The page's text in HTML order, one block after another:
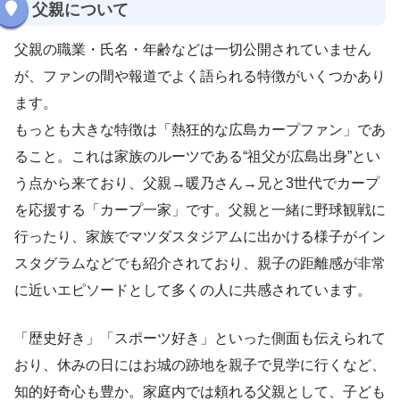
父親について
父親の職業・氏名・年齢などは一切公開されていません
が、ファンの間や報道でよく語られる特徴がいくつかあり
ます。
もっとも大きな特徴は「熱狂的な広島カープファン」であ
ること。これは家族のルーツである“祖父が広島出身”とい
う点から来ており、父親→暖乃さん→兄と3世代でカープ
を応援する「カープ一家」です。父親と一緒に野球観戦に
行ったり、家族でマツダスタジアムに出かける様子がイン
スタグラムなどでも紹介されており、親子の距離感が非常
に近いエピソードとして多くの人に共感されています。
「歴史好き」「スポーツ好き」といった側面も伝えられて
おり、休みの日にはお城の跡地を親子で見学に行くなど、
知的好奇心も豊か。家庭内では頼れる父親として、子ども